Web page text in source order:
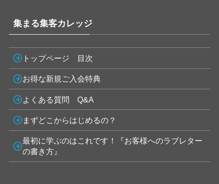
集まる集客カレッジ
トップページ 目次
お得な新規ご入会特典
よくある質問 Q&A
まずどこからはじめるの？
最初に学ぶのはこれです！『お客様へのラブレター
の書き方』